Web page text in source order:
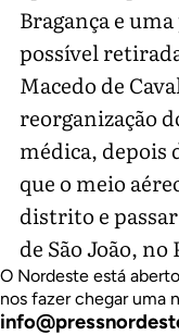
Bragança e
possível
Macedo de
reorganização
médica, depois
que o meio
distrito e
de São João, no
O Nordeste está
nos fazer chegar uma